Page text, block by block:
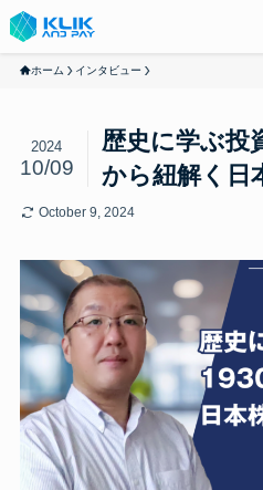
ホーム インタビュー
歴史に学ぶ投
から紐解く日
2024
10/09
October 9, 2024